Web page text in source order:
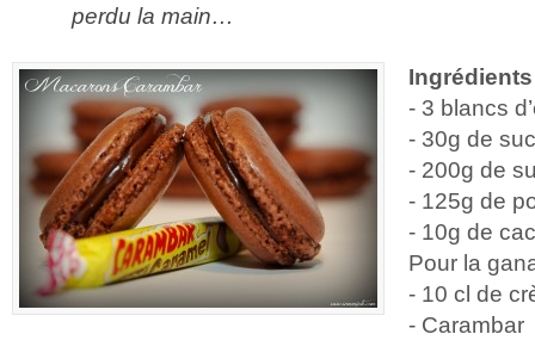
perdu la main…
- 3 blancs
- 30g de
- 200g de
- 125g de
- 10g de
Pour la
- 10 cl de
- Carambar